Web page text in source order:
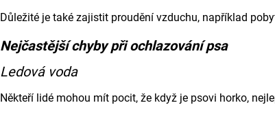
Důležité je také zajistit proudění vzduchu, například
Nejčastější chyby při ochlazování psa
Ledová voda
Někteří lidé mohou mít pocit, že když je psovi horko,